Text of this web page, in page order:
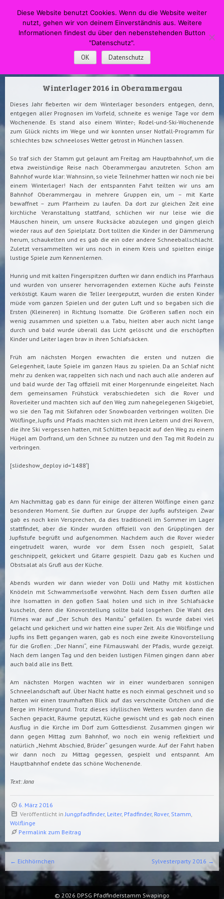
Menü
WECHSELN SIE ZUM INHALT
DPSG Pfadfinderstamm
Swapingo
Winterlager 2016 in Oberammergau
Dieses Jahr fieberten wir dem Winterlager besonders entgegen, denn,
entgegen aller Prognosen im Vorfeld, schneite es wenige Tage vor dem
Wochenende. Es stand also einem Winter-, Rodel-und-Ski-Wochenende
zum Glück nichts im Wege und wir konnten unser Notfall-Programm für
schlechtes bzw. schneeloses Wetter getrost in München lassen.
So traf sich der Stamm gut gelaunt am Freitag am Hauptbahnhof, um die
etwa zweistündige Reise nach Oberammergau anzutreten. Schon am
Bahnhof wurde klar: Wahnsinn, so viele Teilnehmer hatten wir noch nie bei
einem Winterlager! Nach der entspannten Fahrt teilten wir uns am
Bahnhof Oberammergau in mehrere Gruppen ein, um – mit Karte
bewaffnet – zum Pfarrheim zu laufen. Da dort zur gleichen Zeit eine
kirchliche Veranstaltung stattfand, schlichen wir nur leise wie die
Mäuschen hinein, um unsere Rucksäcke abzulegen und gingen gleich
wieder raus auf den Spielplatz. Dort tollten die Kinder in der Dämmerung
herum, schaukelten und es gab die ein oder andere Schneeballschlacht.
Zuletzt versammelten wir uns noch in einem Kreis und spielten einige
lustige Spiele zum Kennenlernen.
Hunrig und mit kalten Fingerspitzen durften wir dann endlich ins Pfarrhaus
und wurden von unserer hervorragenden externen Küche aufs Feinste
verköstigt. Kaum waren die Teller leergeputzt, wurden die ersten Kinder
müde vom ganzen Spielen und der guten Luft und so begaben sich die
Ersten (Kleineren) in Richtung Isomatte. Die Größeren saßen noch ein
wenig zusammen und spielten u.a. Tabu, hielten aber auch nicht lange
durch und bald wurde überall das Licht gelöscht und die erschöpften
Kinder und Leiter lagen brav in ihren Schlafsäcken.
Früh am nächsten Morgen erwachten die ersten und nutzen die
Gelegenheit, laute Spiele im ganzen Haus zu spielen. Da an Schlaf nicht
mehr zu denken war, rappelten sich nach und nach auch alle anderen auf
und bald wurde der Tag offiziell mit einer Morgenrunde eingeleitet. Nach
dem gemeinsamen Frühstück verabschiedeten sich die Rover und
Roverleiter und machten sich auf den Weg zum nahegelegenen Skigebiet,
wo sie den Tag mit Skifahren oder Snowboarden verbringen wollten. Die
Wölflinge, Jupfis und Pfadis machten sich mit ihren Leitern und drei Rovern,
die ihre Ski vergessen hatten, mit Schlitten bepackt auf den Weg zu einem
Hügel am Dorfrand, um den Schnee zu nutzen und den Tag mit Rodeln zu
verbringen.
[slideshow_deploy id=’1488′]
Am Nachmittag gab es dann für einige der älteren Wölflinge einen ganz
besonderen Moment. Sie durften zur Gruppe der Jupfis aufsteigen. Zwar
gab es noch kein Versprechen, da dies traditionell im Sommer im Lager
stattfindet, aber die Kinder wurden offiziell von den Grüpplingen der
Jupfistufe begrüßt und aufgenommen. Nachdem auch die Rover wieder
eingetrudelt waren, wurde vor dem Essen noch gespielt, Salat
geschnippelt, gekickert und Gitarre gespielt. Dazu gab es Kuchen und
Obstsalat als Gruß aus der Küche.
Abends wurden wir dann wieder von Dolli und Mathy mit köstlichen
Knödeln mit Schwammerlsoße verwöhnt. Nach dem Essen durften alle
ihre Isomatten in den goßen Saal holen und sich in ihre Schlafsäcke
kuscheln, denn die Kinovorstellung sollte bald losgehen. Die Wahl des
Filmes war auf „Der Schuh des Manitu“ gefallen. Es wurde dabei viel
gelacht und gekichert und wir hatten eine super Zeit. Als die Wölflinge und
Jupfis ins Bett gegangen waren, gab es noch eine zweite Kinovorstellung
für die Großen: „Der Nanni“, eine Filmauswahl der Pfadis, wurde gezeigt.
Nach dem langen Tag und den beiden lustigen Filmen gingen dann aber
auch bald alle ins Bett.
Am nächsten Morgen wachten wir in einer wunderbaren sonnigen
Schneelandschaft auf. Über Nacht hatte es noch einmal geschneit und so
hatten wir einen traumhaften Blick auf das verschneite Örtchen und die
Berge im Hintergrund. Trotz dieses idyllischen Wetters wurden dann die
Sachen gepackt, Räume geputzt, Küche gewischt und es gab noch einen
Ausflug in die Kirche im Dorf zum Gottesdienst. Zusammen gingen wir
dann gegen Mittag zum Bahnhof, wo noch ein wenig reflektiert und
natürlich „Nehmt Abschied, Brüder“ gesungen wurde. Auf der Fahrt haben
wir dann noch zu Mittag gegessen, gespielt und entspannt. Am
Hauptbahnhof endete das schöne Wochenende.
Text: Jana
6. März 2016
Veröffentlicht inJungpfadfinder, Leiter, Pfadfinder, Rover, Stamm,
Wölflinge
Permalink zum Beitrag
Beitrags-Navigation
← Eichhörnchen Sylvesterparty 2016 →
© 2026 DPSG Pfadfinderstamm Swapingo
Diese Website benutzt Cookies. Wenn du die Website weiter
nutzt, gehen wir von deinem Einverständnis aus. Weitere
Informationen findest du über den nebenstehenden Button
"Datenschutz".
OK Datenschutz